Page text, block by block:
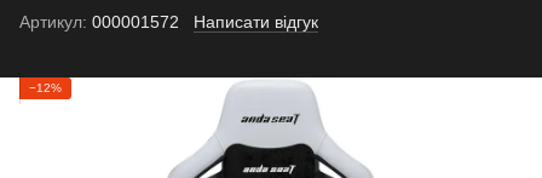
Артикул: 000001572 Написати відгук
−12%